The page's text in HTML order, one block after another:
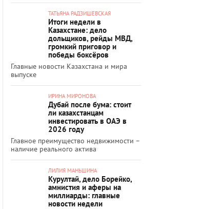
ТАТЬЯНА РАДЗИШЕВСКАЯ
Итоги недели в
Казахстане: дело
дольщиков, рейды МВД,
громкий приговор и
победы боксёров
Главные новости Казахстана и мира
выпуске
ИРИНА МИРОНОВА
Дубай после бума: стоит
ли казахстанцам
инвестировать в ОАЭ в
2026 году
Главное преимущество недвижимости –
наличие реального актива
ЛИЛИЯ МАНЬШИНА
Курултай, дело Борейко,
амнистия и аферы на
миллиарды: главные
новости недели